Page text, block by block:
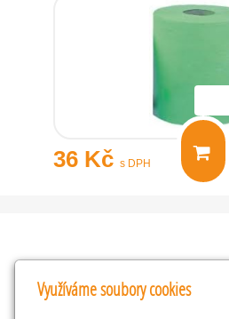
36 Kč s DPH
Kontakty
Využíváme soubory cookies